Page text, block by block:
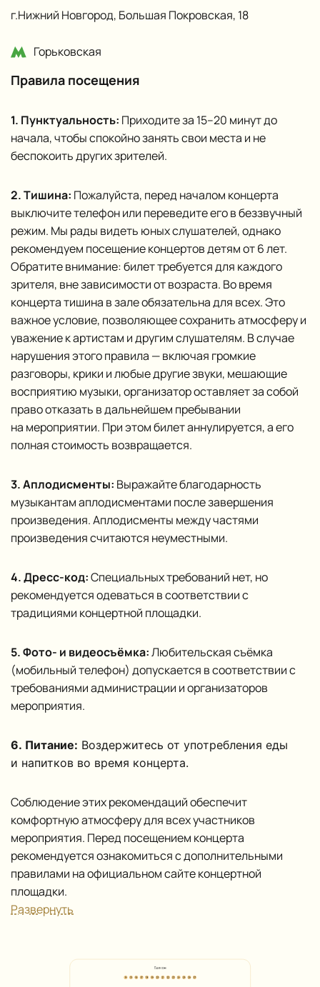
г.Нижний Новгород, Большая Покровская, 18
Горьковская
Правила посещения
1. Пунктуальность: Приходите за 15–20 минут до
начала, чтобы спокойно занять свои места и не
беспокоить других зрителей.
2. Тишина: Пожалуйста, перед началом концерта
выключите телефон или переведите его в беззвучный
режим. Мы рады видеть юных слушателей, однако
рекомендуем посещение концертов детям от 6 лет.
Обратите внимание: билет требуется для каждого
зрителя, вне зависимости от возраста. Во время
концерта тишина в зале обязательна для всех. Это
важное условие, позволяющее сохранить атмосферу и
уважение к артистам и другим слушателям. В случае
нарушения этого правила — включая громкие
разговоры, крики и любые другие звуки, мешающие
восприятию музыки, организатор оставляет за собой
право отказать в дальнейшем пребывании
на мероприятии. При этом билет аннулируется, а его
полная стоимость возвращается.
3. Аплодисменты: Выражайте благодарность
музыкантам аплодисментами после завершения
произведения. Аплодисменты между частями
произведения считаются неуместными.
4. Дресс-код:Специальных требований нет, но
рекомендуется одеваться в соответствии с
традициями концертной площадки.
5. Фото- и видеосъёмка:Любительская съёмка
(мобильный телефон) допускается в соответствии с
требованиями администрации и организаторов
мероприятия.
6. Питание: Воздержитесь от употребления еды
и напитков во время концерта.
Соблюдение этих рекомендаций обеспечит
комфортную атмосферу для всех участников
мероприятия. Перед посещением концерта
рекомендуется ознакомиться с дополнительными
правилами на официальном сайте концертной
площадки.
Развернуть